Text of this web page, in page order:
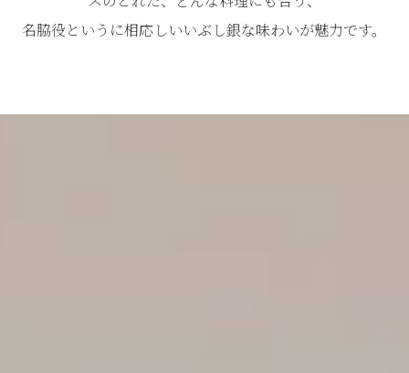
名脇役というに相応しいいぶし銀な味わいが魅力です。